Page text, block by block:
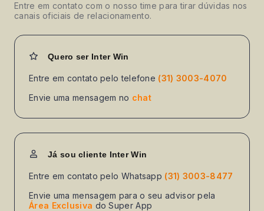
Entre em contato com o nosso time para tirar dúvidas nos
canais oficiais de relacionamento.
Quero ser Inter Win
Entre em contato pelo telefone (31) 3003-4070
Envie uma mensagem no chat
Já sou cliente Inter Win
Entre em contato pelo Whatsapp (31) 3003-8477
Envie uma mensagem para o seu advisor pela
Área Exclusiva do Super App